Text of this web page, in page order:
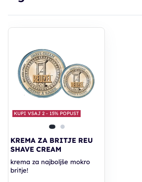
KUPI VSAJ 2 - 15% POPUST
KREMA ZA BRITJE REU
SHAVE CREAM
krema za najboljše mokro
britje!